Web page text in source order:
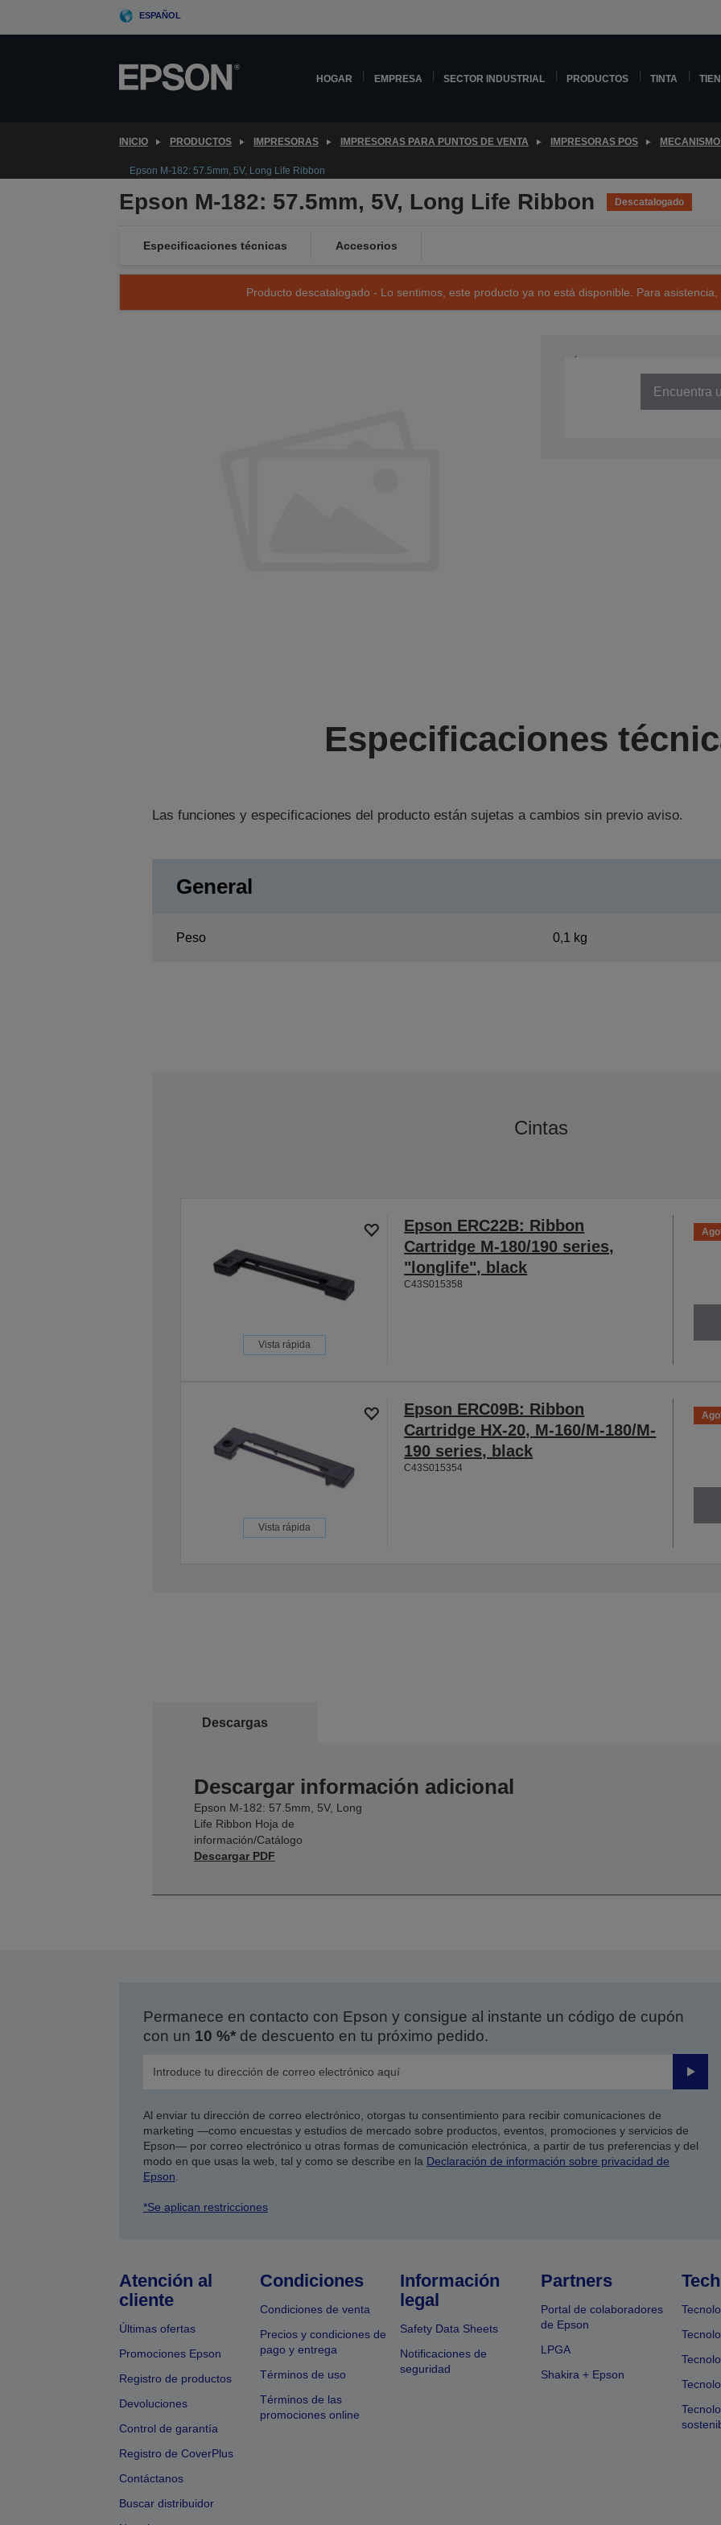
ESPAÑOL
HOGAR EMPRESA SECTOR INDUSTRIAL PRODUCTOS TINTA
INICIO PRODUCTOS IMPRESORAS IMPRESORAS PARA PUNTOS DE VENTA IMPRESORAS POS
Epson M-182: 57.5mm, 5V, Long Life Ribbon
Epson M-182: 57.5mm, 5V, Long Life Ribbon Descatalogado
Especificaciones técnicas Accesorios
Producto descatalogado - Lo sentimos, este producto ya no está disponible. Para
Encuentra
Especificaciones
Las funciones y especificaciones del producto están sujetas a cambios sin previo aviso.
General
Peso 0,1 kg
Cintas
Vista rápida
Epson ERC22B: Ribbon
Cartridge M-180/190 series,
"longlife", black
C43S015358
Vista rápida
Epson ERC09B: Ribbon
Cartridge HX-20, M-160/M-180/M-
190 series, black
C43S015354
Descargas
Descargar información adicional
Epson M-182: 57.5mm, 5V, Long
Life Ribbon Hoja de
información/Catálogo
Descargar PDF
Permanece en contacto con Epson y consigue al instante un código de cupón
con un 10 %*de descuento en tu próximo pedido.
Enviar
Al enviar tu dirección de correo electrónico, otorgas tu consentimiento para recibir comunicaciones de
marketing —como encuestas y estudios de mercado sobre productos, eventos, promociones y servicios de
Epson— por correo electrónico u otras formas de comunicación electrónica, a partir de tus preferencias y del
modo en que usas la web, tal y como se describe en la Declaración de información sobre privacidad de
Epson
*Se aplican restricciones
Atención al
cliente
Últimas ofertas
Promociones Epson
Registro de productos
Devoluciones
Control de garantía
Registro de CoverPlus
Contáctanos
Buscar distribuidor
Condiciones
Condiciones de venta
Precios y condiciones de
pago y entrega
Términos de uso
Términos de las
promociones online
Información
legal
Safety Data Sheets
Notificaciones de
seguridad
Partners
Portal de colaboradores
de Epson
LPGA
Shakira + Epson